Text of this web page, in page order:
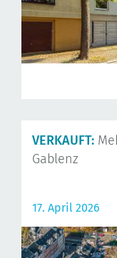
VERKAUFT:
Gablenz
17. April 2026